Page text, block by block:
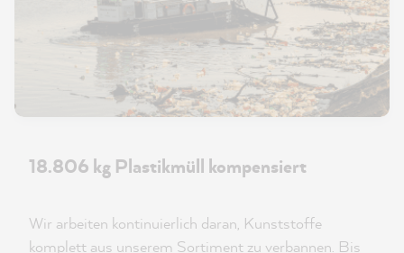
18.806 kg Plastikmüll kompensiert
Wir arbeiten kontinuierlich daran, Kunststoffe
komplett aus unserem Sortiment zu verbannen. Bis